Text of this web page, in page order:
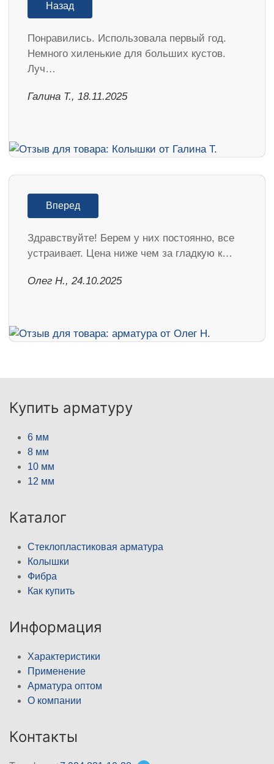
Назад
Понравились. Использовала первый год.
Немного хиленькие для больших кустов.
Луч…
Галина Т., 18.11.2025
Вперед
Здравствуйте! Берем у них постоянно, все
устраивает. Цена ниже чем за гладкую к…
Олег Н., 24.10.2025
Купить арматуру
6 мм
8 мм
10 мм
12 мм
Каталог
Стеклопластиковая арматура
Колышки
Фибра
Как купить
Информация
Характеристики
Применение
Арматура оптом
О компании
Контакты